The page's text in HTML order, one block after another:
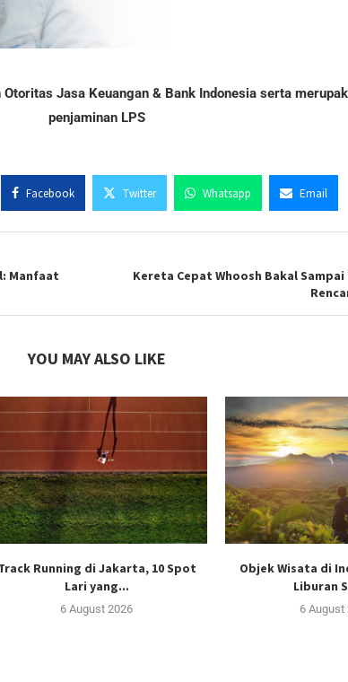
Jasa Keuangan & Bank Indonesia serta
penjaminan LPS
Facebook Twitter Whatsapp Email
Manfaat
Kereta Cepat Whoosh Bakal Sampai
YOU MAY ALSO LIKE
Running di Jakarta, 10 Spot
Lari yang...
6 August 2026
Objek Wisata di
Liburan
6 August